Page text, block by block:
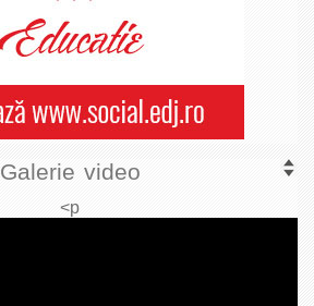
Galerie video
<p